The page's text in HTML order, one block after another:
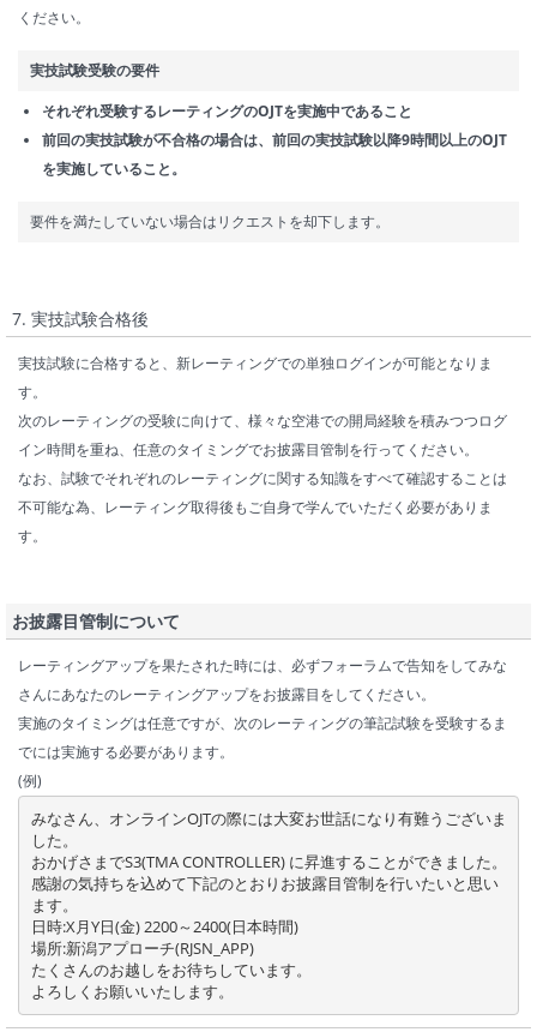
ください。
実技試験受験の要件
それぞれ受験するレーティングのOJTを実施中であること
前回の実技試験が不合格の場合は、前回の実技試験以降9時間以上のOJT
を実施していること。
要件を満たしていない場合はリクエストを却下します。
7. 実技試験合格後
実技試験に合格すると、新レーティングでの単独ログインが可能となりま
す。
次のレーティングの受験に向けて、様々な空港での開局経験を積みつつログ
イン時間を重ね、任意のタイミングでお披露目管制を行ってください。
なお、試験でそれぞれのレーティングに関する知識をすべて確認することは
不可能な為、レーティング取得後もご自身で学んでいただく必要がありま
す。
お披露目管制について
レーティングアップを果たされた時には、必ずフォーラムで告知をしてみな
さんにあなたのレーティングアップをお披露目をしてください。
実施のタイミングは任意ですが、次のレーティングの筆記試験を受験するま
でには実施する必要があります。
(例)
みなさん、オンラインOJTの際には大変お世話になり有難うございま
した。
おかげさまでS3(TMA CONTROLLER) に昇進することができました。
感謝の気持ちを込めて下記のとおりお披露目管制を行いたいと思い
ます。
日時:X月Y日(金) 2200～2400(日本時間)
場所:新潟アプローチ(RJSN_APP)
たくさんのお越しをお待ちしています。
よろしくお願いいたします。